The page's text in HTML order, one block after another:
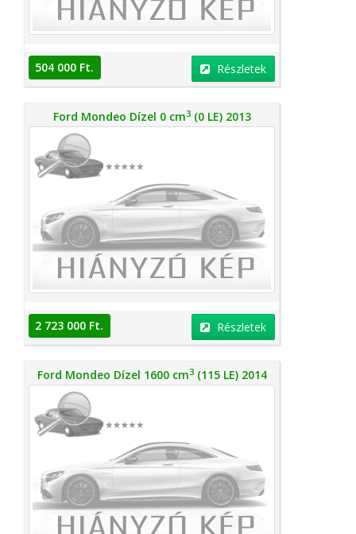
504 000 Ft. Részletek
Ford Mondeo Dízel 0 cm3(0 LE) 2013
2 723 000 Ft. Részletek
Ford Mondeo Dízel 1600 cm3(115 LE) 2014